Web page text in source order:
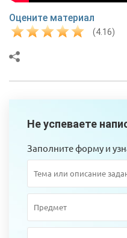
Оцените материал
(4.16)
Не успеваете
Заполните форму и